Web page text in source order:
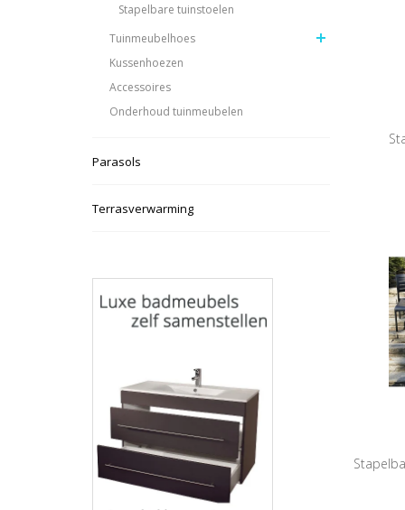
Stapelbare tuinstoelen
Tuinmeubelhoes
Kussenhoezen
Accessoires
Onderhoud tuinmeubelen
Parasols
Terrasverwarming